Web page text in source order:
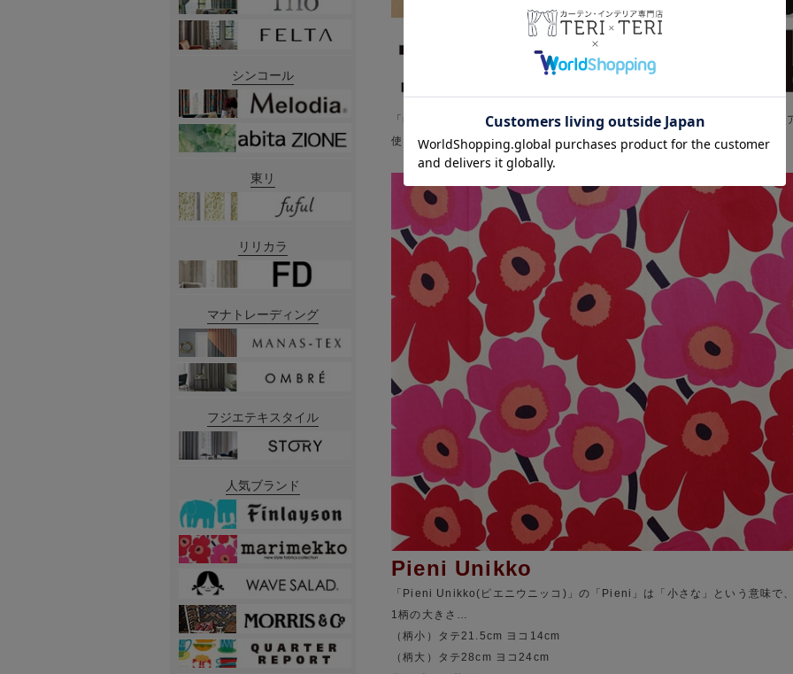
「marimekko(マリメッコ)」は、1951年にフィンランドで設立され まるで
使いが世界中で愛されているブランドです。
Pieni Unikko
「Pieni Unikko(ピエニウニッコ)」の「Pieni」は「小さな」という意味で
1柄の大きさ…
（柄小）タテ21.5cm ヨコ14cm
（柄大）タテ28cm ヨコ24cm
シンコール
東リ
リリカラ
マナトレーディング
フジエテキスタイル
人気ブランド